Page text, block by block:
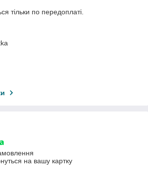
тільки по передоплаті.
на вашу картку